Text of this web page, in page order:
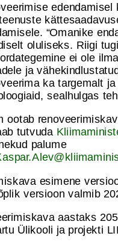
“Omanike
oluliseks. Riigi
ei ole
ja
ka targemalt
sealhulgas
ootab
tutvuda
palume
esimene
versioon valmib
aastaks
Ülikooli ja projekti